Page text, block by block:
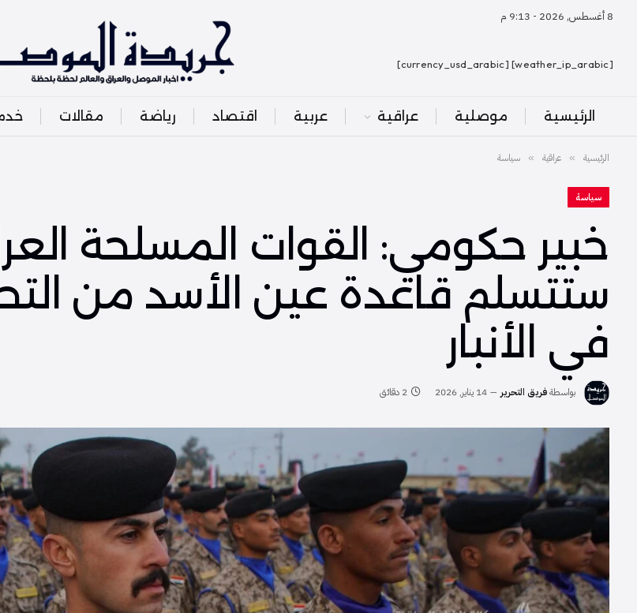
8 أغسطس, 2026 - 9:13 م
[weather_ip_arabic] [currency_usd_arabic]
الرئيسية موصلية عراقية عربية اقتصاد رياضة مقالات
الرئيسية » عراقية » سياسة
سياسة
خبير حكومي: القوات المسلحة
ستتسلم قاعدة عين الأسد من
في الأنبار
بواسطةفريق التحرير 14 يناير, 2026 2 دقائق